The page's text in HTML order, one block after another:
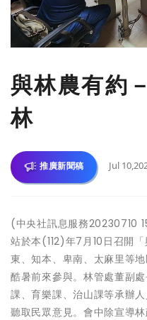
與林農有約
林
推廣新聞稿 Jul
(中央社訊息服務20230710
站於本(112)年7月10日召開
東、知本、卑南、太麻里等
酷暑前來參與。林管處董副
課、育樂課、治山課等承辦
聽取民眾意見。會中除宣導